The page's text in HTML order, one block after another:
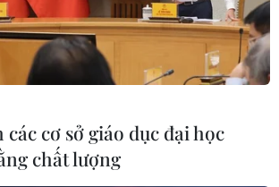
cơ sở giáo dục đại học
chất lượng